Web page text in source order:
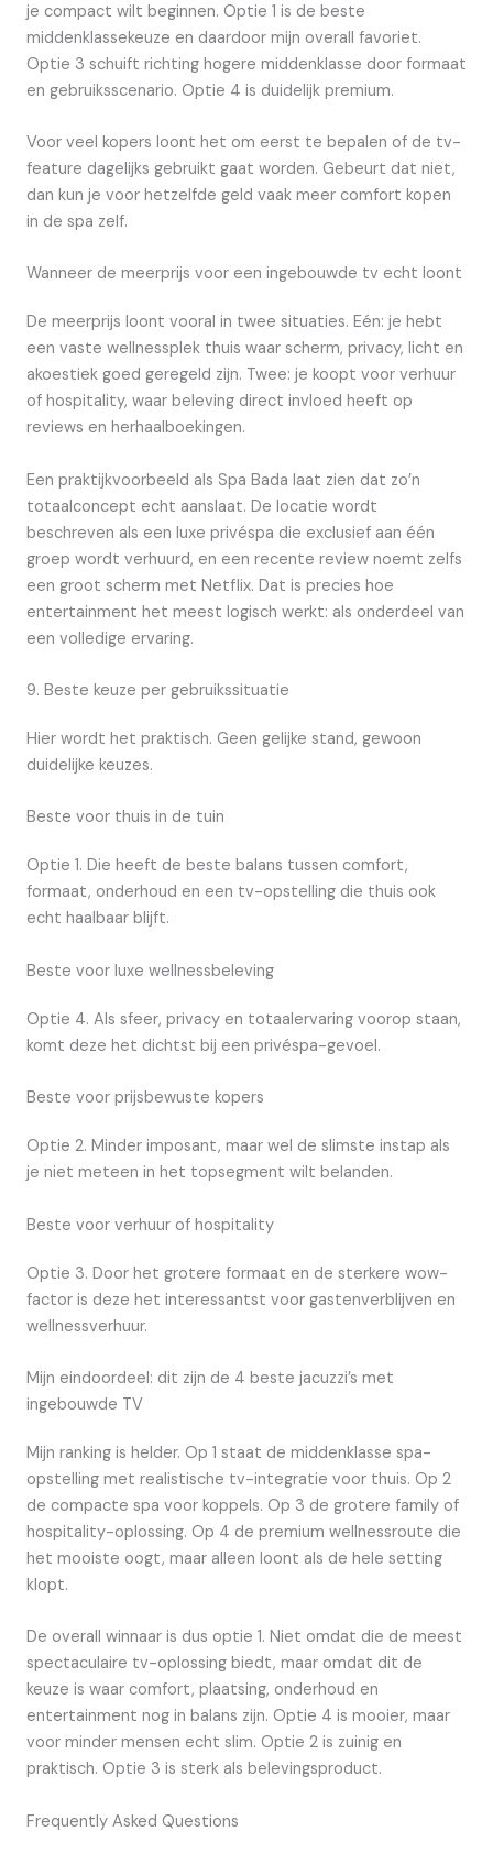
je compact wilt beginnen. Optie 1 is de beste
middenklassekeuze en daardoor mijn overall favoriet.
Optie 3 schuift richting hogere middenklasse door formaat
en gebruiksscenario. Optie 4 is duidelijk premium.
Voor veel kopers loont het om eerst te bepalen of de tv-
feature dagelijks gebruikt gaat worden. Gebeurt dat niet,
dan kun je voor hetzelfde geld vaak meer comfort kopen
in de spa zelf.
Wanneer de meerprijs voor een ingebouwde tv echt loont
De meerprijs loont vooral in twee situaties. Eén: je hebt
een vaste wellnessplek thuis waar scherm, privacy, licht en
akoestiek goed geregeld zijn. Twee: je koopt voor verhuur
of hospitality, waar beleving direct invloed heeft op
reviews en herhaalboekingen.
Een praktijkvoorbeeld als Spa Bada laat zien dat zo’n
totaalconcept echt aanslaat. De locatie wordt
beschreven als een luxe privéspa die exclusief aan één
groep wordt verhuurd, en een recente review noemt zelfs
een groot scherm met Netflix. Dat is precies hoe
entertainment het meest logisch werkt: als onderdeel van
een volledige ervaring.
9. Beste keuze per gebruikssituatie
Hier wordt het praktisch. Geen gelijke stand, gewoon
duidelijke keuzes.
Beste voor thuis in de tuin
Optie 1. Die heeft de beste balans tussen comfort,
formaat, onderhoud en een tv-opstelling die thuis ook
echt haalbaar blijft.
Beste voor luxe wellnessbeleving
Optie 4. Als sfeer, privacy en totaalervaring voorop staan,
komt deze het dichtst bij een privéspa-gevoel.
Beste voor prijsbewuste kopers
Optie 2. Minder imposant, maar wel de slimste instap als
je niet meteen in het topsegment wilt belanden.
Beste voor verhuur of hospitality
Optie 3. Door het grotere formaat en de sterkere wow-
factor is deze het interessantst voor gastenverblijven en
wellnessverhuur.
Mijn eindoordeel: dit zijn de 4 beste jacuzzi’s met
ingebouwde TV
Mijn ranking is helder. Op 1 staat de middenklasse spa-
opstelling met realistische tv-integratie voor thuis. Op 2
de compacte spa voor koppels. Op 3 de grotere family of
hospitality-oplossing. Op 4 de premium wellnessroute die
het mooiste oogt, maar alleen loont als de hele setting
klopt.
De overall winnaar is dus optie 1. Niet omdat die de meest
spectaculaire tv-oplossing biedt, maar omdat dit de
keuze is waar comfort, plaatsing, onderhoud en
entertainment nog in balans zijn. Optie 4 is mooier, maar
voor minder mensen echt slim. Optie 2 is zuinig en
praktisch. Optie 3 is sterk als belevingsproduct.
Frequently Asked Questions